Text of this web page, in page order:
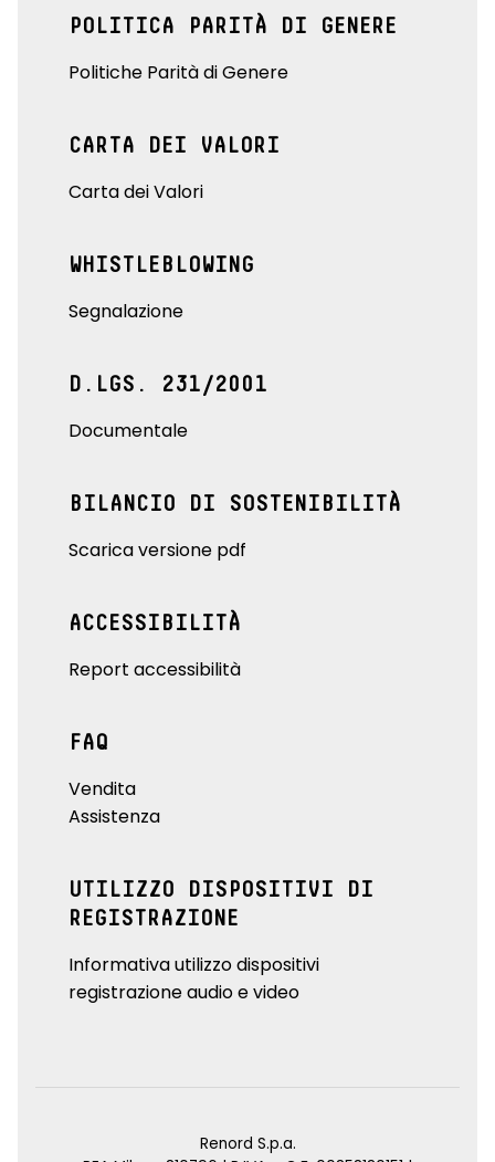
POLITICA PARITÀ DI GENERE
Politiche Parità di Genere
CARTA DEI VALORI
Carta dei Valori
WHISTLEBLOWING
Segnalazione
D.LGS. 231/2001
Documentale
BILANCIO DI SOSTENIBILITÀ
Scarica versione pdf
ACCESSIBILITÀ
Report accessibilità
FAQ
Vendita
Assistenza
UTILIZZO DISPOSITIVI DI
REGISTRAZIONE
Informativa utilizzo dispositivi
registrazione audio e video
Renord S.p.a.